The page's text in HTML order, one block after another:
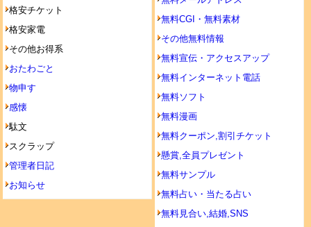
格安チケット
格安家電
その他お得系
おたわごと
物申す
感懐
駄文
スクラップ
管理者日記
お知らせ
無料CGI・無料素材
その他無料情報
無料宣伝・アクセスアップ
無料インターネット電話
無料ソフト
無料漫画
無料クーポン,割引チケット
懸賞,全員プレゼント
無料サンプル
無料占い・当たる占い
無料見合い,結婚,SNS